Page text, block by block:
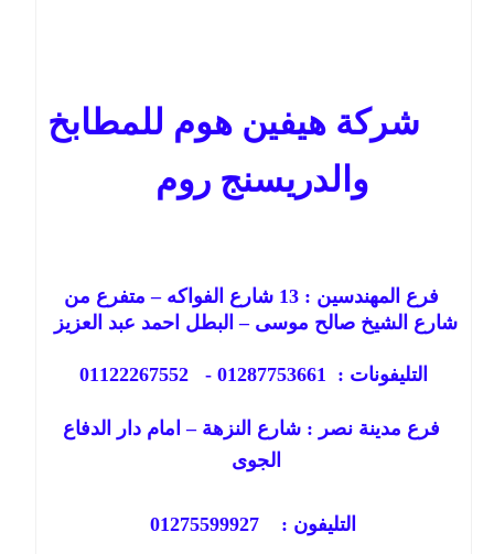
شركة هيفين هوم للمطابخ
والدريسنج روم
فرع المهندسين : 13 شارع الفواكه – متفرع من
شارع الشيخ صالح موسى – البطل احمد عبد العزيز
التليفونات : 01287753661 - 01122267552
فرع مدينة نصر : شارع النزهة – امام دار الدفاع
الجوى
التليفون : 01275599927